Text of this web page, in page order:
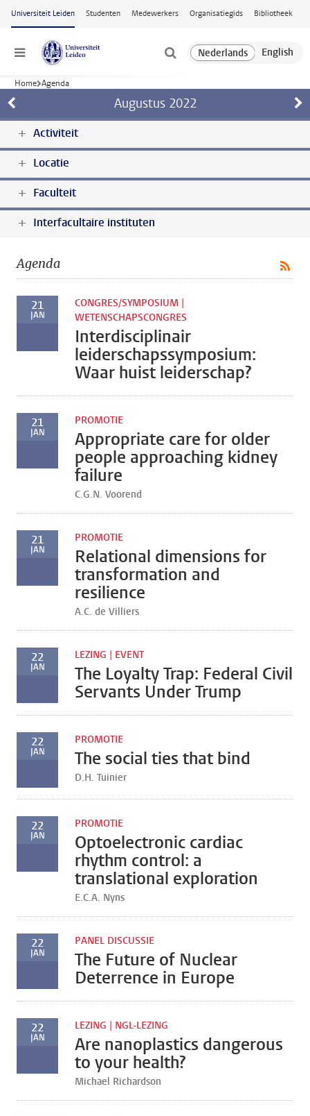
Ga naar hoofdinhoud
Universiteit Leiden Studenten Medewerkers Organisatiegids Bibliotheek
Menu
Home Agenda
Augustus 2022
Activiteit
Locatie
Faculteit
Interfacultaire instituten
Agenda
21
JAN
CONGRES/SYMPOSIUM |
WETENSCHAPSCONGRES
Interdisciplinair
leiderschapssymposium:
Waar huist leiderschap?
21
JAN
PROMOTIE
Appropriate care for older
people approaching kidney
failure
C.G.N. Voorend
21
JAN
PROMOTIE
Relational dimensions for
transformation and
resilience
A.C. de Villiers
22
JAN
LEZING | EVENT
The Loyalty Trap: Federal Civil
Servants Under Trump
22
JAN
PROMOTIE
The social ties that bind
D.H. Tuinier
22
JAN
PROMOTIE
Optoelectronic cardiac
rhythm control: a
translational exploration
E.C.A. Nyns
22
JAN
PANEL DISCUSSIE
The Future of Nuclear
Deterrence in Europe
22
JAN
LEZING | NGL-LEZING
Are nanoplastics dangerous
to your health?
Michael Richardson